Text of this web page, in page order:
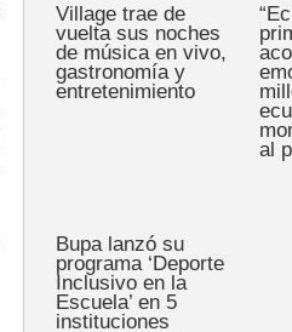
Village trae de
vuelta sus noches
de música en vivo,
gastronomía y
entretenimiento
al
Bupa lanzó su
programa ‘Deporte
Inclusivo en la
Escuela’ en 5
instituciones